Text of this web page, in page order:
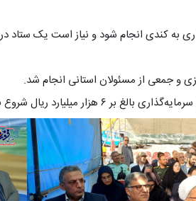
به کندی انجام شود و نیاز است یک ستاد
ریال شروع به ساخت کرد.